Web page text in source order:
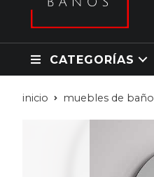
CATEGORÍAS
inicio muebles de baño